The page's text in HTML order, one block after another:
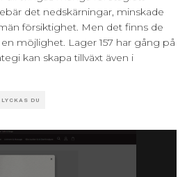
det nedskärningar, minskade
försiktighet. Men det finns de
möjlighet. Lager 157 har gång på
kan skapa tillväxt även i
LYCKAS DU